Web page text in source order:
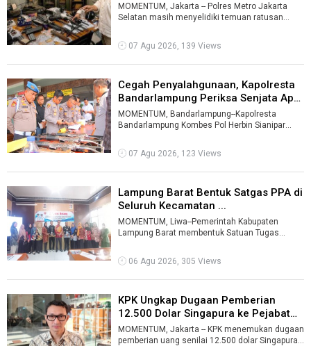
MOMENTUM, Jakarta -- Polres Metro Jakarta
Selatan masih menyelidiki temuan ratusan
07 Agu 2026, 139 Views
Cegah Penyalahgunaan, Kapolresta
Bandarlampung Periksa Senjata Ap
...
MOMENTUM, Bandarlampung--Kapolresta
Bandarlampung Kombes Pol Herbin Sianipar
yan ...
07 Agu 2026, 123 Views
Lampung Barat Bentuk Satgas PPA di
Seluruh Kecamatan ...
MOMENTUM, Liwa--Pemerintah Kabupaten
Lampung Barat membentuk Satuan Tugas
06 Agu 2026, 305 Views
KPK Ungkap Dugaan Pemberian
12.500 Dolar Singapura ke Pejabat
Kem ...
MOMENTUM, Jakarta -- KPK menemukan dugaan
pemberian uang senilai 12.500 dolar Singapura